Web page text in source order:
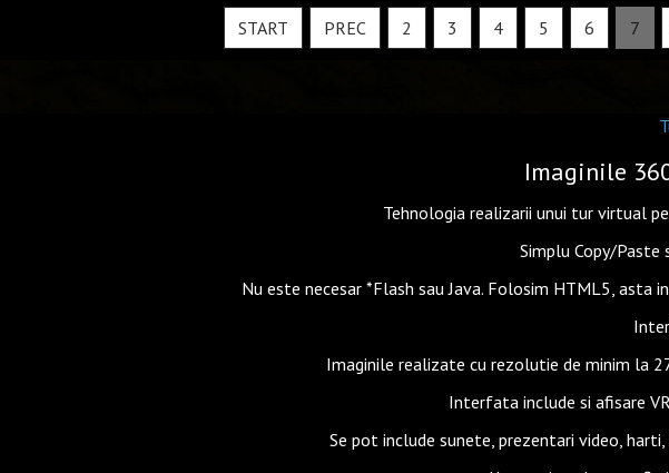
START PREC 2 3 4 5 6 7
Imaginile
Tehnologia realizarii unui tur virtual
Simplu Copy/
Nu este necesar *Flash sau Java. Folosim HTML5,
Imaginile realizate cu rezolutie de minim la
Interfata include si afisare
Se pot include sunete, prezentari video,